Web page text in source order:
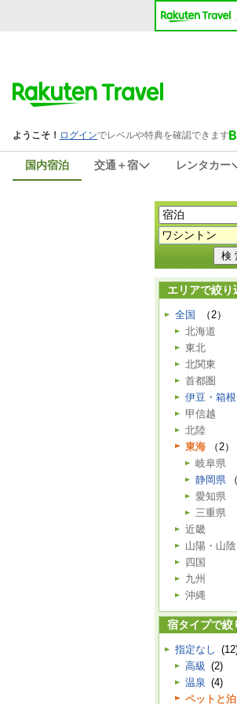
国内宿泊 交通＋宿 レンタカー
エリアで絞り
全国
（2）
北海道
東北
北関東
首都圏
伊豆・箱根
甲信越
北陸
東海 （2）
岐阜県
静岡県
愛知県
三重県
近畿
山陽・山陰
四国
九州
沖縄
宿タイプで絞
指定なし
高級 (2)
温泉 (4)
ペットと